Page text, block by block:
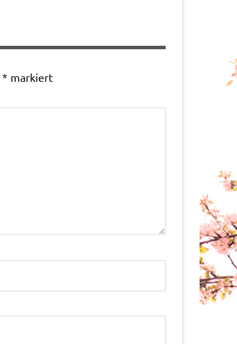
* markiert